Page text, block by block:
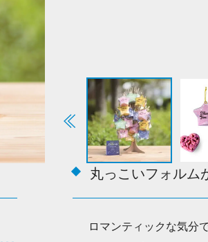
ン
チ）
3
2
個
セ
丸っこいフォル
ロマンティックな気分